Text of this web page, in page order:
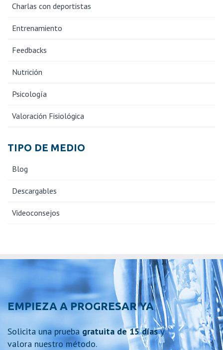
Charlas con deportistas
Entrenamiento
Feedbacks
Nutrición
Psicología
Valoración Fisiológica
TIPO DE MEDIO
Blog
Descargables
Videoconsejos
EMPIEZA A PROGRESAR YA
Solicita una prueba gratuita de 15 díasy
valora nuestro método.